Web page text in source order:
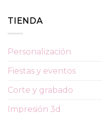
TIENDA
Personalización
Fiestas y eventos
Corte y grabado
Impresión 3d